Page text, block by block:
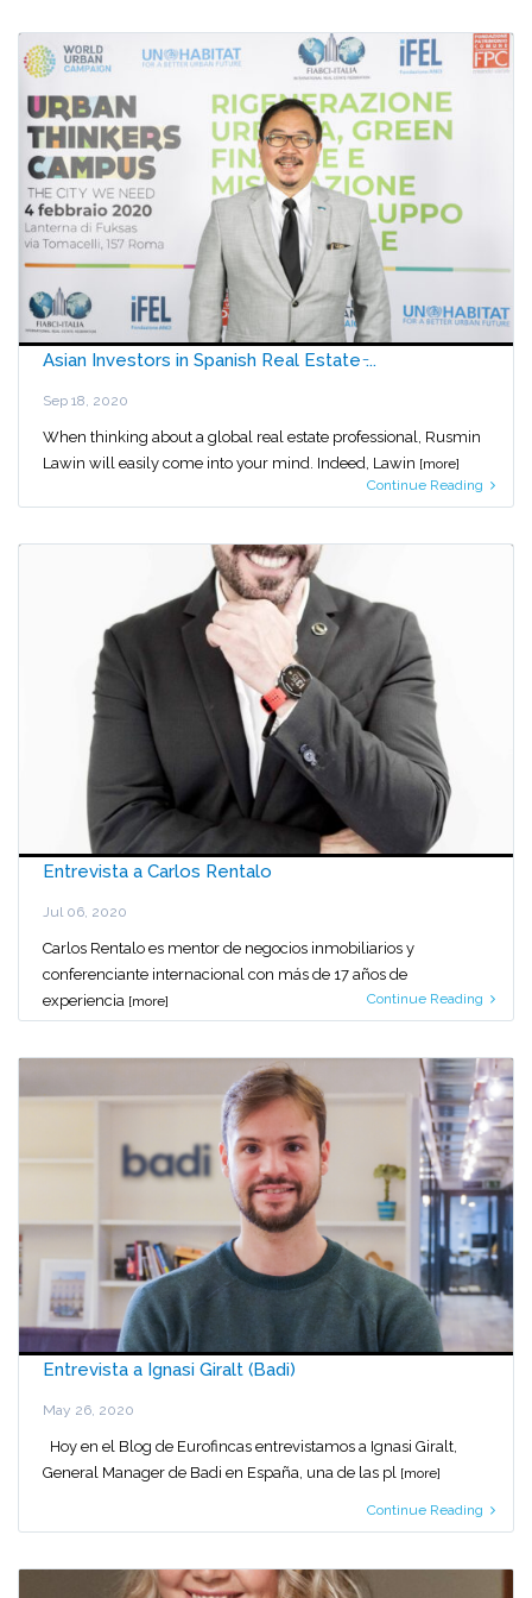
Asian Investors in Spanish Real Estate ̵...
Sep 18, 2020
When thinking about a global real estate professional, Rusmin
Lawin will easily come into your mind. Indeed, Lawin [more]
Continue Reading
Entrevista a Carlos Rentalo
Jul 06, 2020
Carlos Rentalo es mentor de negocios inmobiliarios y
conferenciante internacional con más de 17 años de
experiencia [more] Continue Reading
Entrevista a Ignasi Giralt (Badi)
May 26, 2020
Hoy en el Blog de Eurofincas entrevistamos a Ignasi Giralt,
General Manager de Badi en España, una de las pl [more]
Continue Reading